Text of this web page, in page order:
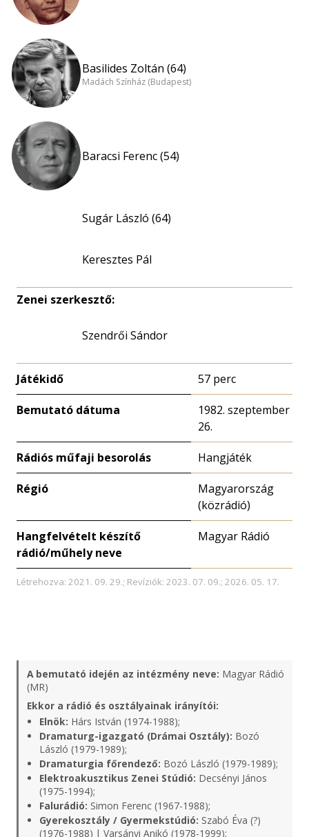
Basilides Zoltán (64)
Madách Színház (Budapest)
Baracsi Ferenc (54)
Sugár László (64)
Keresztes Pál
Zenei szerkesztő:
Szendrői Sándor
Játékidő 57 perc
Bemutató dátuma
1982. szeptember
26.
Rádiós műfaji besorolás Hangjáték
Régió
Magyarország
(közrádió)
Hangfelvételt készítő
rádió/műhely neve
Magyar Rádió
Létrehozva: 2021. 09. 29.; Revíziók: 2023. 07. 09.; 2026. 05. 17.
A bemutató idején az intézmény neve: Magyar Rádió
(MR)
Ekkor a rádió és osztályainak irányítói:
Elnök: Hárs István (1974-1988);
Dramaturg-igazgató (Drámai Osztály): Bozó
László (1979-1989);
Dramaturgia főrendező: Bozó László (1979-1989);
Elektroakusztikus Zenei Stúdió: Decsényi János
(1975-1994);
Falurádió: Simon Ferenc (1967-1988);
Gyerekosztály / Gyermekstúdió: Szabó Éva (?)
(1976-1988) | Varsányi Anikó (1978-1999);